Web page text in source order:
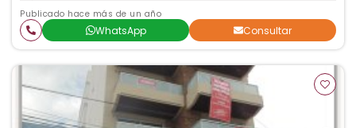
Publicado hace más de un año
WhatsApp Consultar